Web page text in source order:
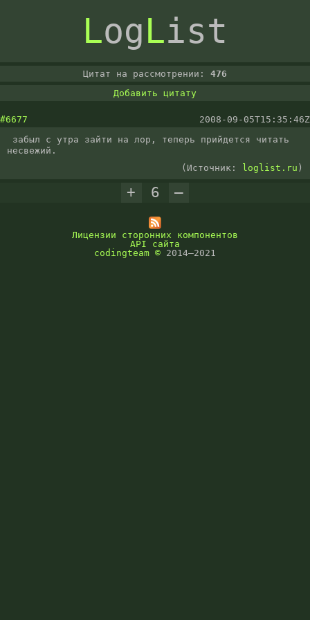
LogList
Цитат на рассмотрении: 476
Добавить цитату
#6677
2008-09-05T15:35:46Z
несвежий.
(Источник:
loglist.ru )
+ 6 –
Лицензии сторонних компонентов
API сайта
codingteam © 2014–2021